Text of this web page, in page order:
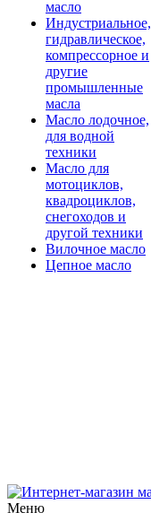
масло
Индустриальное,
гидравлическое,
компрессорное и
другие
промышленные
масла
Масло лодочное,
для водной
техники
Масло для
мотоциклов,
квадроциклов,
снегоходов и
другой техники
Вилочное масло
Цепное масло
Меню